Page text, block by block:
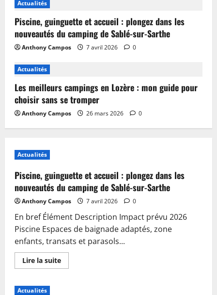
Actualités
Piscine, guinguette et accueil : plongez dans les
nouveautés du camping de Sablé-sur-Sarthe
Anthony Campos 7 avril 2026 0
Actualités
Les meilleurs campings en Lozère : mon guide pour
choisir sans se tromper
Anthony Campos 26 mars 2026 0
Actualités
Piscine, guinguette et accueil : plongez dans les
nouveautés du camping de Sablé-sur-Sarthe
Anthony Campos 7 avril 2026 0
En bref Élément Description Impact prévu 2026
Piscine Espaces de baignade adaptés, zone
enfants, transats et parasols...
Lire la suiteEn
savoir
Actualités